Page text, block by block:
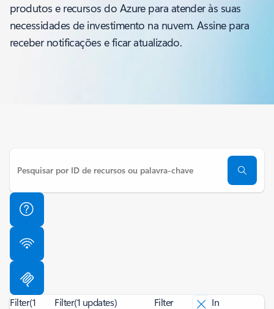
produtos e recursos do Azure para atender às suas
necessidades de investimento na nuvem. Assine para
receber notificações e ficar atualizado.
Filter(1
Filter(1 updates) Filter
In